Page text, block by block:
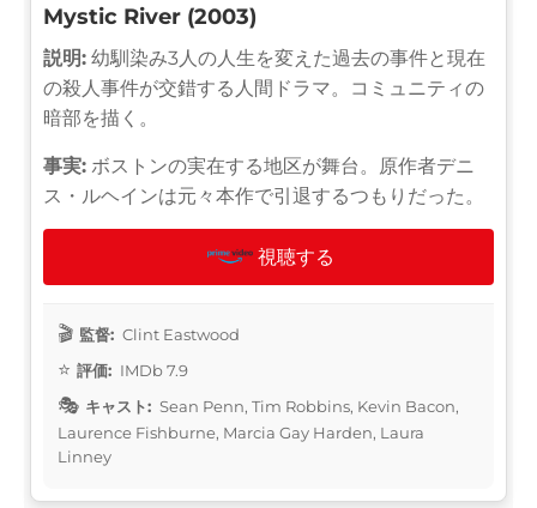
Mystic River (2003)
説明: 幼馴染み3人の人生を変えた過去の事件と現在
の殺人事件が交錯する人間ドラマ。コミュニティの
暗部を描く。
事実: ボストンの実在する地区が舞台。原作者デニ
ス・ルヘインは元々本作で引退するつもりだった。
視聴する
監督: Clint Eastwood
評価: IMDb 7.9
キャスト: Sean Penn, Tim Robbins, Kevin Bacon,
Laurence Fishburne, Marcia Gay Harden, Laura
Linney